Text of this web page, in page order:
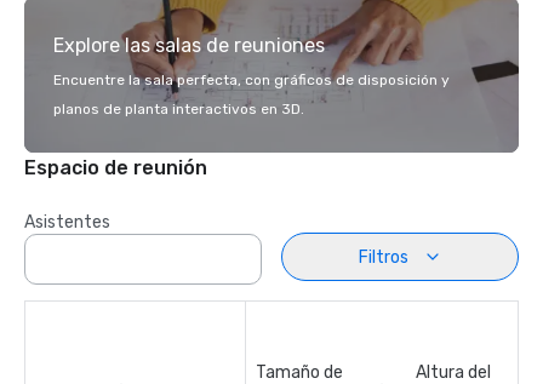
Explore las salas de reuniones
Encuentre la sala perfecta, con gráficos de disposición y
planos de planta interactivos en 3D.
Espacio de reunión
Asistentes
Filtros
Tamaño de
Altura del